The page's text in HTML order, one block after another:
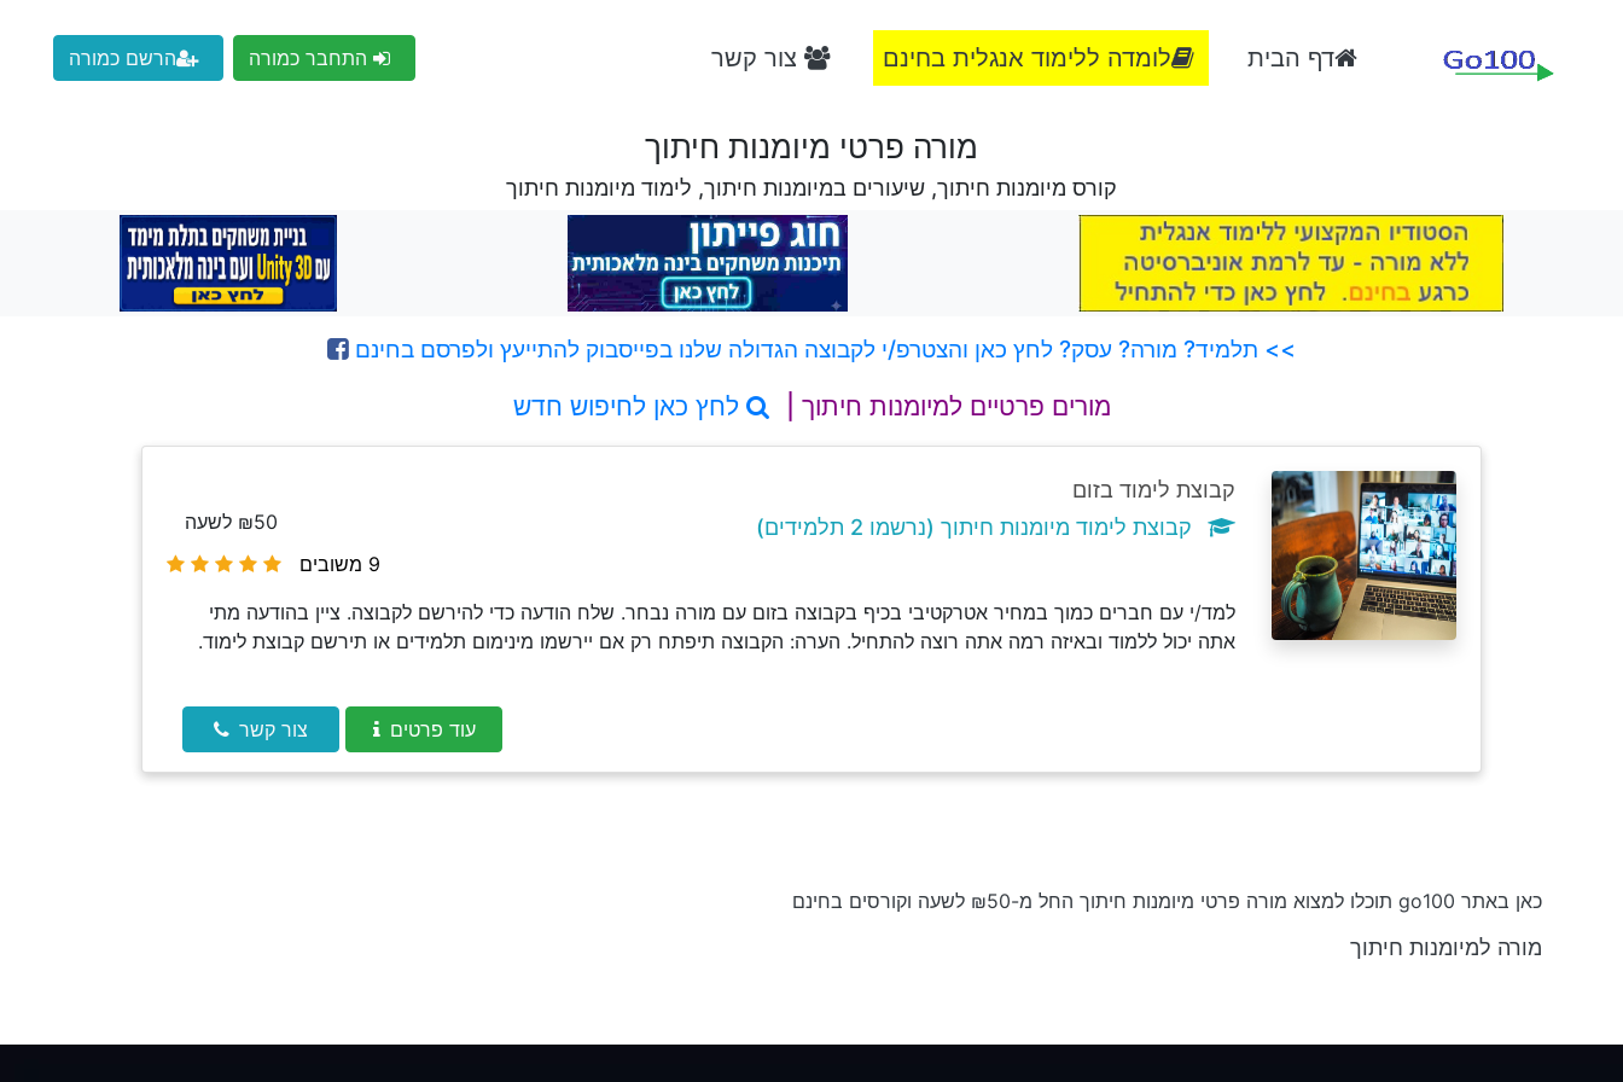
דף הבית לומדה ללימוד אנגלית בחינם צור קשר התחבר כמורה הרשם כמורה
מורה פרטי מיומנות חיתוך
קורס מיומנות חיתוך, שיעורים במיומנות חיתוך, לימוד מיומנות חיתוך
>> תלמיד? מורה? עסק? לחץ כאן והצטרפ/י לקבוצה הגדולה שלנו בפייסבוק להתייעץ ולפרסם בחינם
מורים פרטיים למיומנות חיתוך | לחץ כאן לחיפוש חדש
קבוצת לימוד בזום
קבוצת לימוד מיומנות חיתוך (נרשמו 2 תלמידים)
9 משובים
₪50 לשעה
למד/י עם חברים כמוך במחיר אטרקטיבי בכיף בקבוצה בזום עם מורה נבחר. שלח הודעה כדי להירשם לקבוצה. ציין בהודעה מתי
אתה יכול ללמוד ובאיזה רמה אתה רוצה להתחיל. הערה: הקבוצה תיפתח רק אם יירשמו מינימום תלמידים או תירשם קבוצת לימוד.
עוד פרטים צור קשר
כאן באתר go100 תוכלו למצוא מורה פרטי מיומנות חיתוך החל מ-₪50 לשעה וקורסים בחינם
מורה למיומנות חיתוך